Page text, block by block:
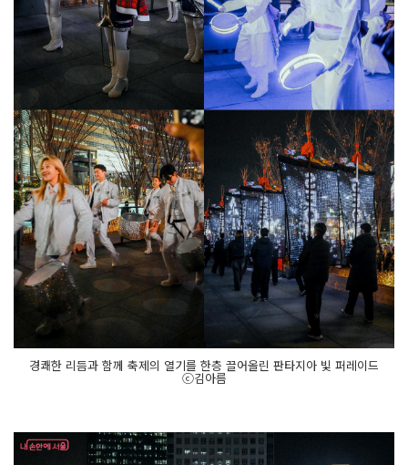
이
트 D
되
고, 1
9
일
(금)
에
는 서
울
광
장 스
케
이
트
장
과 로
컬
로
연
말
에
경쾌한 리듬과 함께 축제의 열기를 한층 끌어올린 판타지아 빛 퍼레이드
ⓒ김아름